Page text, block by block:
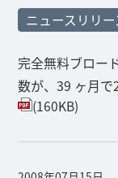
ニュースリリー
完全無料ブロー
数が、39 ヶ月で
(160KB)